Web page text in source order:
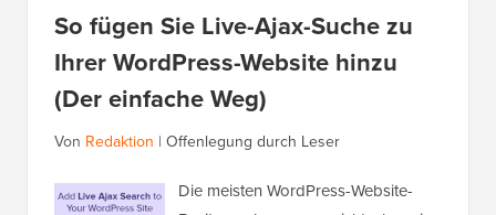
So fügen Sie Live-Ajax-Suche zu
Ihrer WordPress-Website hinzu
(Der einfache Weg)
Von Redaktion | Offenlegung durch Leser
Die meisten WordPress-Website-